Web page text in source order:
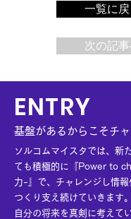
一覧に
次の記
ENTRY
基盤があるからこそチャ
ソルコムマイスタでは、新
ても積極的に『Power to
力-』で、チャレンジし情報
つくり支え続けていきます。
自分の将来を真剣に考えて